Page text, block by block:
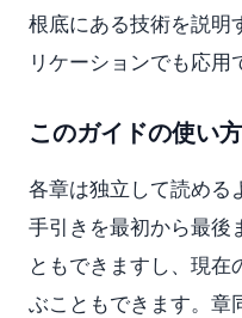
根底にある技術を説明
リケーションでも応用
このガイドの使い方
各章は独立して読める
手引きを最初から最後
ともできますし、現
ぶこともできます。章